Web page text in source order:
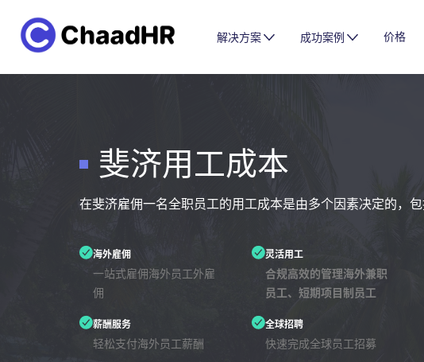
解决方案 成功案例 价格
斐济用工成本
在斐济雇佣一名全职员工的用工成本是由多个因素决定的，包
海外雇佣
一站式雇佣海外员工外雇
佣
灵活用工
合规高效的管理海外兼职
员工、短期项目制员工
薪酬服务
轻松支付海外员工薪酬
全球招聘
快速完成全球员工招募